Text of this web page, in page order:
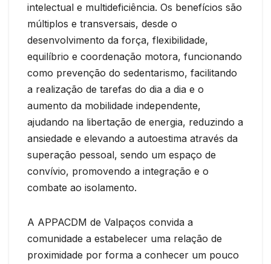
intelectual e multideficiência. Os benefícios são
múltiplos e transversais, desde o
desenvolvimento da força, flexibilidade,
equilíbrio e coordenação motora, funcionando
como prevenção do sedentarismo, facilitando
a realização de tarefas do dia a dia e o
aumento da mobilidade independente,
ajudando na libertação de energia, reduzindo a
ansiedade e elevando a autoestima através da
superação pessoal, sendo um espaço de
convívio, promovendo a integração e o
combate ao isolamento.
A APPACDM de Valpaços convida a
comunidade a estabelecer uma relação de
proximidade por forma a conhecer um pouco